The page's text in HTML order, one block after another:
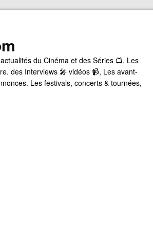
du Cinéma et des Séries 📺. Les
des Interviews 🎤 vidéos 📹, Les avant-
Les festivals, concerts & tournées,